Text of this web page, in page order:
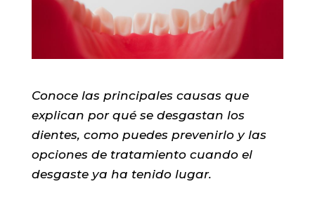
Conoce las principales causas que
explican por qué se desgastan los
dientes, como puedes prevenirlo y las
opciones de tratamiento cuando el
desgaste ya ha tenido lugar.